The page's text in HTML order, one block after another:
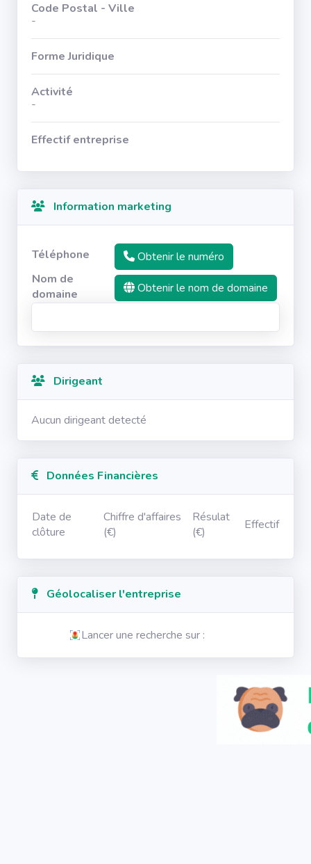
Code Postal - Ville
-
Forme Juridique
Activité
-
Effectif entreprise
Information marketing
Téléphone
Obtenir le numéro
Nom de
domaine
Obtenir le nom de domaine
Dirigeant
Aucun dirigeant detecté
Données Financières
Date de
clôture
Chiffre d'affaires
(€)
Résulat
(€)
Effectif
Géolocaliser l'entreprise
Lancer une recherche sur :